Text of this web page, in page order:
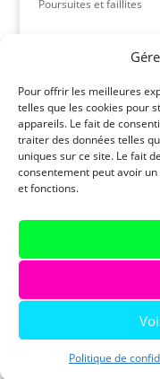
Pour offrir les meilleures
telles que les cookies pour
appareils. Le fait de
traiter des données telles
uniques sur ce site. Le fait
consentement peut avoir
et fonctions.
Politique de
Poursuites et faillites
février 2025
janvier 2025
novembre 2024
avril 2022
novembre 2019
Tous droits réservés –